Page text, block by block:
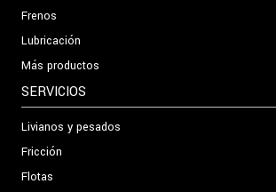
Frenos
Lubricación
Más productos
SERVICIOS
Livianos y pesados
Fricción
Flotas